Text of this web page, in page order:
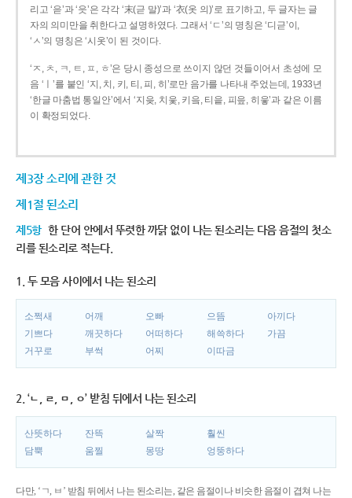
리고 ‘읃’과 ‘읏’은 각각 ‘末(귿 말)’과 ‘衣(옷 의)’로 표기하고, 두 글자는 글
자의 의미만을 취한다고 설명하였다. 그래서 ‘ㄷ’의 명칭은 ‘디귿’이,
‘ㅅ’의 명칭은 ‘시옷’이 된 것이다.
‘ㅈ, ㅊ, ㅋ, ㅌ, ㅍ, ㅎ’은 당시 종성으로 쓰이지 않던 것들이어서 초성에 모
음 ‘ㅣ’를 붙인 ‘지, 치, 키, 티, 피, 히’로만 음가를 나타내 주었는데, 1933년
‘한글 마춤법 통일안’에서 ‘지읒, 치읓, 키읔, 티읕, 피읖, 히읗’과 같은 이름
이 확정되었다.
제3장 소리에 관한 것
제1절 된소리
제5항 한 단어 안에서 뚜렷한 까닭 없이 나는 된소리는 다음 음절의 첫소
리를 된소리로 적는다.
1. 두 모음 사이에서 나는 된소리
소쩍새 어깨 오빠 으뜸
아끼다
기쁘다
깨끗하다 어떠하다 해쓱하다
가끔
거꾸로
부썩 어찌 이따금
2. ‘ㄴ, ㄹ, ㅁ, ㅇ’ 받침 뒤에서 나는 된소리
산뜻하다 잔뜩 살짝
훨씬
담뿍
움찔 몽땅 엉뚱하다
다만, ‘ㄱ, ㅂ’ 받침 뒤에서 나는 된소리는, 같은 음절이나 비슷한 음절이 겹쳐 나는